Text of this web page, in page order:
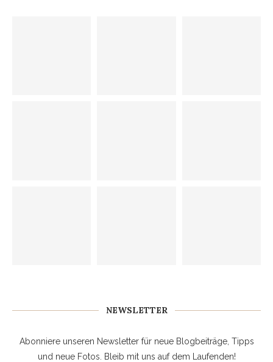
NEWSLETTER
Abonniere unseren Newsletter für neue Blogbeiträge, Tipps
und neue Fotos. Bleib mit uns auf dem Laufenden!